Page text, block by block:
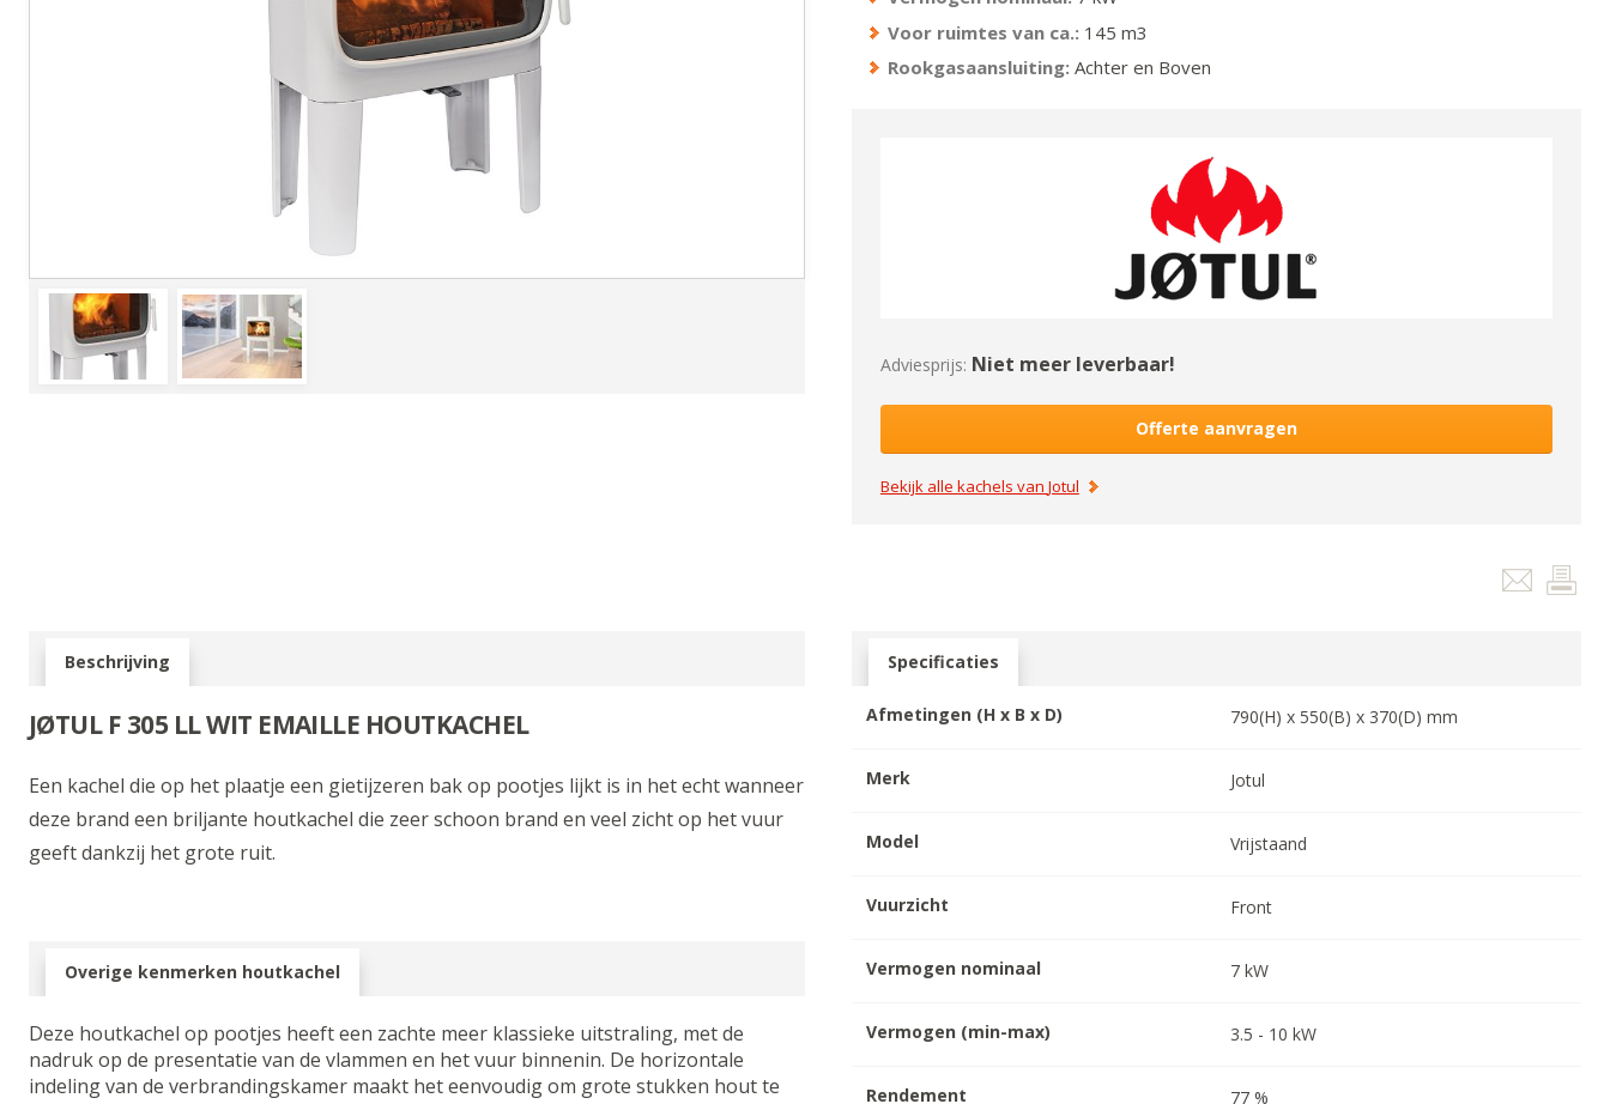
Voor ruimtes van ca.: 145 m3
Rookgasaansluiting: Achter en Boven
Adviesprijs: Niet meer leverbaar!
Offerte aanvragen
Bekijk alle kachels van Jotul
Specificaties
Afmetingen (H x B x D) 790(H) x 550(B) x 370(D) mm
Merk Jotul
Model Vrijstaand
Vuurzicht Front
Vermogen nominaal 7 kW
Vermogen (min-max) 3.5 - 10 kW
Rendement 77 %
Beschrijving
JØTUL F 305 LL WIT EMAILLE HOUTKACHEL
Een kachel die op het plaatje een gietijzeren bak op pootjes lijkt is in het echt wanneer
deze brand een briljante houtkachel die zeer schoon brand en veel zicht op het vuur
geeft dankzij het grote ruit.
Overige kenmerken houtkachel
Deze houtkachel op pootjes heeft een zachte meer klassieke uitstraling, met de
nadruk op de presentatie van de vlammen en het vuur binnenin. De horizontale
indeling van de verbrandingskamer maakt het eenvoudig om grote stukken hout te